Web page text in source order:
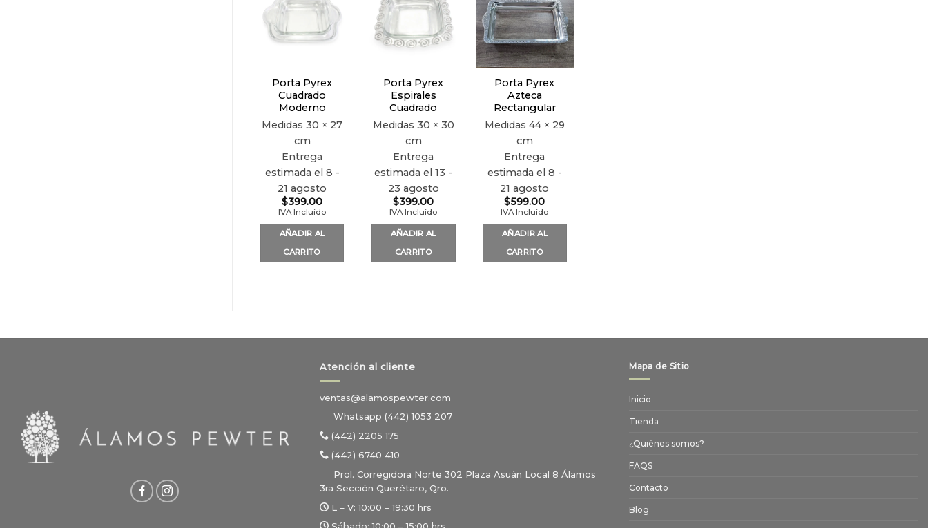
Añadir
lista de
deseos
Porta Pyrex
Cuadrado
Moderno
Medidas30 × 27
cm
Entrega
estimada el 8 -
21 agosto
$399.00
IVA Incluido
AÑADIR AL
CARRITO
Añadir
a la
lista de
deseos
Porta Pyrex
Espirales
Cuadrado
Medidas 30 × 30
cm
Entrega
estimada el 13 -
23 agosto
$399.00
IVA Incluido
AÑADIR AL
CARRITO
Añadir
a la
lista de
deseos
Porta Pyrex
Azteca
Rectangular
Medidas 44 × 29
cm
Entrega
estimada el 8 -
21 agosto
$599.00
IVA Incluido
AÑADIR AL
CARRITO
Atención al cliente
ventas@alamospewter.com
Whatsapp (442) 1053 207
(442) 2205 175
(442) 6740 410
Prol. Corregidora Norte 302 Plaza Asuán Local 8 Álamos
3ra Sección Querétaro, Qro.
L – V: 10:00 – 19:30 hrs
Mapa de Sitio
Inicio
Tienda
¿Quiénes somos?
FAQS
Contacto
Blog